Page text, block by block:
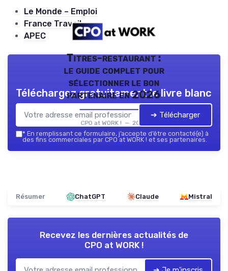
Le Monde – Emploi
France Travail
APEC
Titres-restaurant :
le guide complet pour
sélectionner le bon
partenaire en 2026
CPO at WORK ! — 2026
Téléchargez gratuitement le livre blanc
➔ Télécharger
* En remplissant ce formulaire, j’accepte d’être contacté(e) à
des fins commerciales par CPO at WORK ! et ses partenaires.
Résumer ChatGPT Claude Mistral
Recevez les dernières actualités de
CPO at WORK !